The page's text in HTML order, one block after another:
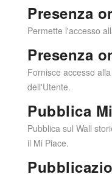
Presenza
Permette l'accesso
Presenza
Fornisce accesso
dell'Utente.
Pubblica
Pubblica sul Wall
il Mi Piace.